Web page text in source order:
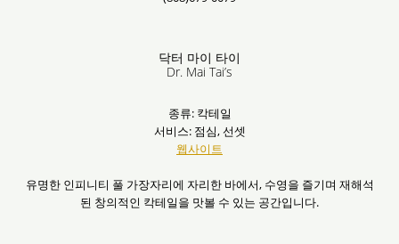
닥터 마이 타이
Dr. Mai Tai’s
종류: 칵테일
서비스: 점심, 선셋
웹사이트
유명한 인피니티 풀 가장자리에 자리한 바에서, 수영을 즐기며 재해석
된 창의적인 칵테일을 맛볼 수 있는 공간입니다.